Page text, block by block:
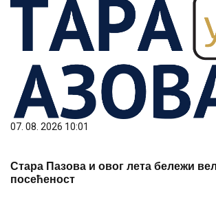
07. 08. 2026 10:01
Стара Пазова и овог лета бележи
посећеност